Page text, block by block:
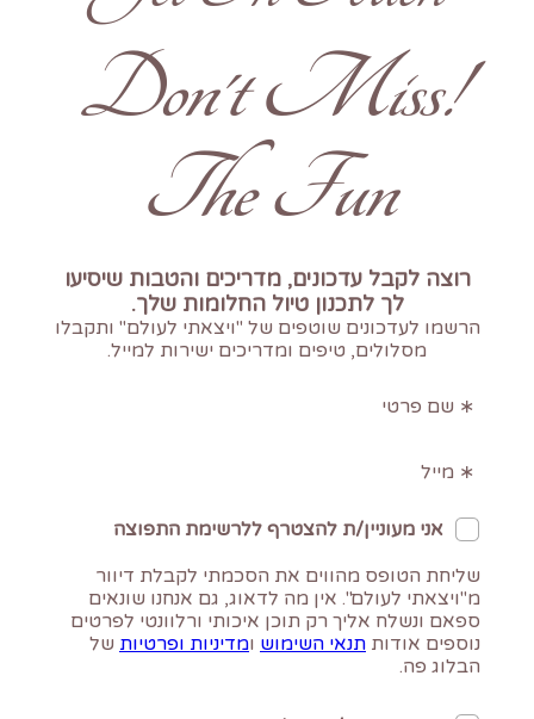
!Don't Miss
The Fun